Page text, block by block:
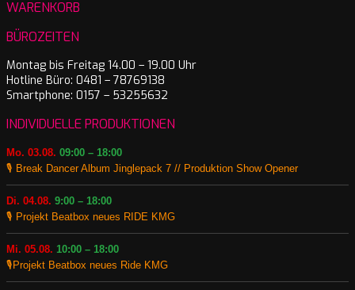
WARENKORB
BÜROZEITEN
Montag bis Freitag 14.00 – 19.00 Uhr
Hotline Büro: 0481 – 78769138
Smartphone: 0157 – 53255632
INDIVIDUELLE PRODUKTIONEN
Mo. 03.08. 09:00 – 18:00
🎙️ Break Dancer Album Jinglepack 7 // Produktion Show Opener
Di. 04.08. 9:00 – 18:00
🎙️ Projekt Beatbox neues RIDE KMG
Mi. 05.08. 10:00 – 18:00
🎙️Projekt Beatbox neues Ride KMG